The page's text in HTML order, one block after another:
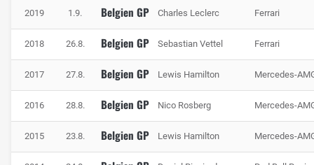
Es schließt sich ein weiterer Highspeed-Abschnitt an. Auf
dem Bergab-Stück zur Doppellinks Pouhon erreichen die
aktuellen Boliden fast Vollgas durchfahren. Nach einem
kurzen Geradeausstück erreichen die Piloten die schnelle
Rechts-Links-Passage Campus. Der Kurvenausgang lädt
dazu ein, die volle Streckenbreite auszunutzen. Doch wer
es hier übertreibt, landet meist in der Streckenbegrenzung.
2019 1.9. Belgien GP Charles Leclerc Ferrari
2018 26.8. Belgien GP Sebastian Vettel Ferrari
2017 27.8. Belgien GP Lewis Hamilton Mercedes-
2016 28.8. Belgien GP Nico Rosberg Mercedes-
2015 23.8. Belgien GP Lewis Hamilton Mercedes-